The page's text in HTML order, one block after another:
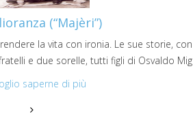
(“Majèri”)
la vita con ironia. Le sue storie,
e due sorelle, tutti figli di Osvaldo
saperne di più